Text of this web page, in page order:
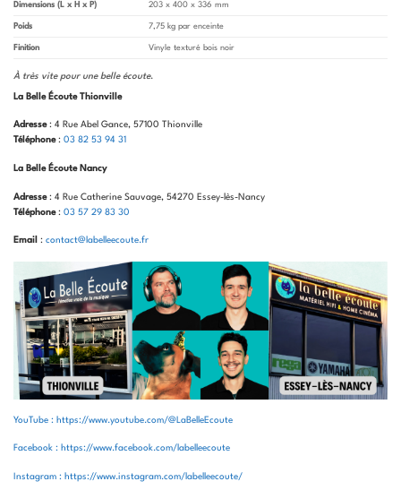
Dimensions (L x H x P) 203 x 400 x 336 mm
Poids 7,75 kg par enceinte
Finition Vinyle texturé bois noir
À très vite pour une belle écoute.
La Belle Écoute Thionville
Adresse: 4 Rue Abel Gance, 57100 Thionville
Téléphone: 03 82 53 94 31
La Belle Écoute Nancy
Adresse: 4 Rue Catherine Sauvage, 54270 Essey-lès-Nancy
Téléphone: 03 57 29 83 30
Email : contact@labelleecoute.fr
YouTube : https://www.youtube.com/@LaBelleEcoute
Facebook : https://www.facebook.com/labelleecoute
Instagram : https://www.instagram.com/labelleecoute/